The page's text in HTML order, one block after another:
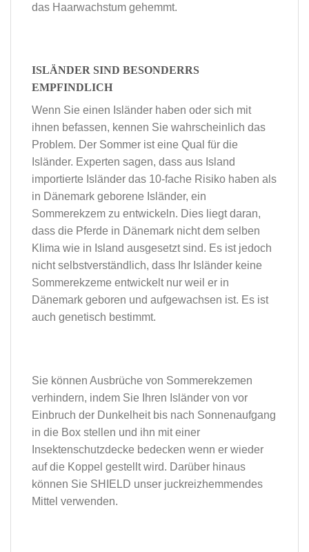
das Haarwachstum gehemmt.
ISLÄNDER SIND BESONDERRS
EMPFINDLICH
Wenn Sie einen Isländer haben oder sich mit
ihnen befassen, kennen Sie wahrscheinlich das
Problem. Der Sommer ist eine Qual für die
Isländer. Experten sagen, dass aus Island
importierte Isländer das 10-fache Risiko haben als
in Dänemark geborene Isländer, ein
Sommerekzem zu entwickeln. Dies liegt daran,
dass die Pferde in Dänemark nicht dem selben
Klima wie in Island ausgesetzt sind. Es ist jedoch
nicht selbstverständlich, dass Ihr Isländer keine
Sommerekzeme entwickelt nur weil er in
Dänemark geboren und aufgewachsen ist. Es ist
auch genetisch bestimmt.
Sie können Ausbrüche von Sommerekzemen
verhindern, indem Sie Ihren Isländer von vor
Einbruch der Dunkelheit bis nach Sonnenaufgang
in die Box stellen und ihn mit einer
Insektenschutzdecke bedecken wenn er wieder
auf die Koppel gestellt wird. Darüber hinaus
können Sie SHIELD unser juckreizhemmendes
Mittel verwenden.